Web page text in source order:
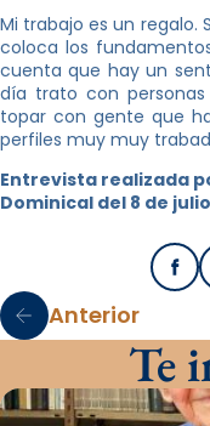
Mi trabajo es un regalo.
coloca los
cuenta que hay un
día trato con
topar con gente que
perfiles muy muy
Entrevista realizada
Dominical del 8 de julio
Anterior
Te